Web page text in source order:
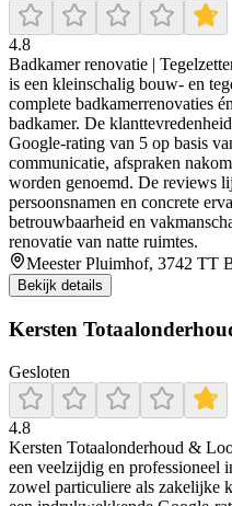
4.8
Badkamer renovatie |
is een kleinschalig bouw- en
complete badkamerrenovaties
badkamer. De
Google-rating van 5 op basis
communicatie, afspraken
worden genoemd. De reviews
persoonsnamen en concrete
betrouwbaarheid en
renovatie van natte ruimtes.
Meester Pluimhof, 3742 TT
Bekijk details
Kersten
Gesloten
4.8
Kersten Totaalonderhoud &
een veelzijdig en professioneel
zowel particuliere als zakelijke